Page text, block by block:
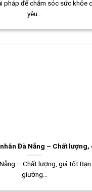
pháp để chăm sóc sức khỏe
yêu...
Đà Nẵng – Chất lượng,
– Chất lượng, giá tốt
giường...